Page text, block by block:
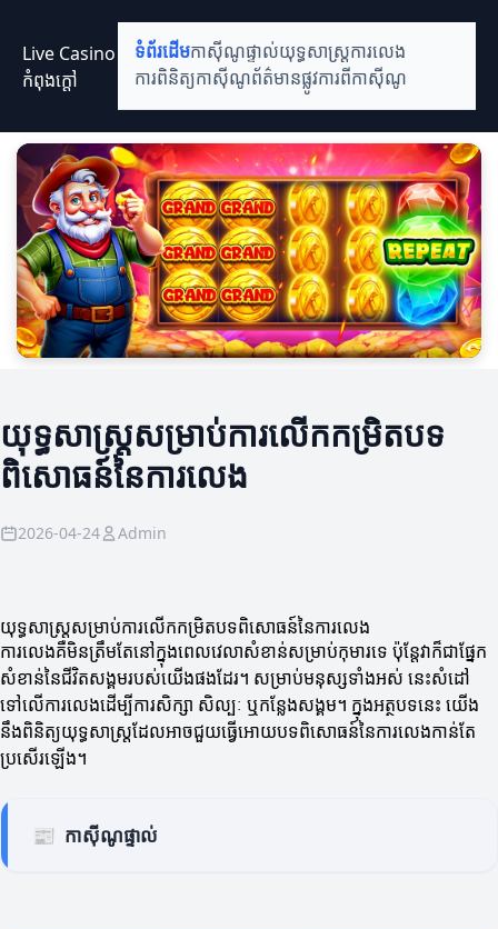
Live Casino
កំពុងក្តៅ
ទំព័រដើមកាស៊ីណូផ្ទាល់យុទ្ធសាស្ត្រការលេង
ការពិនិត្យកាស៊ីណូព័ត៌មានផ្លូវការពីកាស៊ីណូ
យុទ្ធសាស្ត្រសម្រាប់ការលើកកម្រិតបទ
ពិសោធន៍នៃការលេង
2026-04-24 Admin
យុទ្ធសាស្ត្រសម្រាប់ការលើកកម្រិតបទពិសោធន៍នៃការលេង
ការលេងគឺមិនត្រឹមតែនៅក្នុងពេលវេលាសំខាន់សម្រាប់កុមារទេ ប៉ុន្តែវាក៏ជាផ្នែក
សំខាន់នៃជីវិតសង្គមរបស់យើងផងដែរ។ សម្រាប់មនុស្សទាំងអស់ នេះសំដៅ
ទៅលើការលេងដើម្បីការសិក្សា សិល្បៈ ឬកន្លែងសង្គម។ ក្នុងអត្ថបទនេះ យើង
នឹងពិនិត្យយុទ្ធសាស្ត្រដែលអាចជួយធ្វើអោយបទពិសោធន៍នៃការលេងកាន់តែ
ប្រសើរឡើង។
📰 កាស៊ីណូផ្ទាល់